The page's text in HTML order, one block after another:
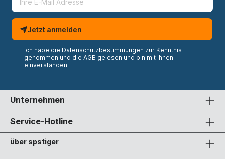
Jetzt anmelden
Ich habe die Datenschutzbestimmungen zur Kenntnis
genommen und die AGB gelesen und bin mit ihnen
einverstanden.
Unternehmen
Service-Hotline
über spstiger